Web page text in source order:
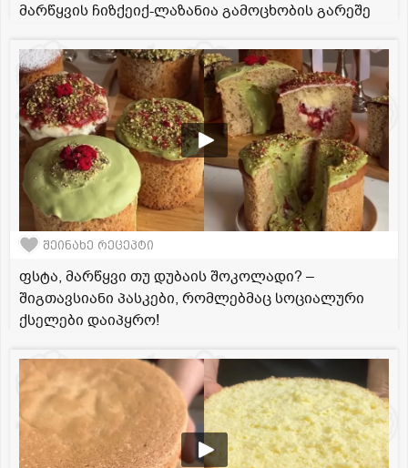
მარწყვის ჩიზქეიქ-ლაზანია გამოცხობის გარეშე
შეინახე რეცეპტი
ფსტა, მარწყვი თუ დუბაის შოკოლადი? –
შიგთავსიანი პასკები, რომლებმაც სოციალური
ქსელები დაიპყრო!